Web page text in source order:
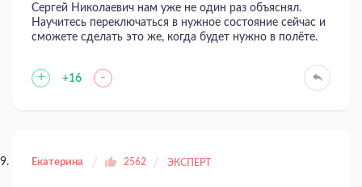
Сергей Николаевич нам уже не один раз объяснял.
Научитесь переключаться в нужное состояние сейчас и
сможете сделать это же, когда будет нужно в полёте.
+ +16 -
Екатерина 2562 ЭКСПЕРТ